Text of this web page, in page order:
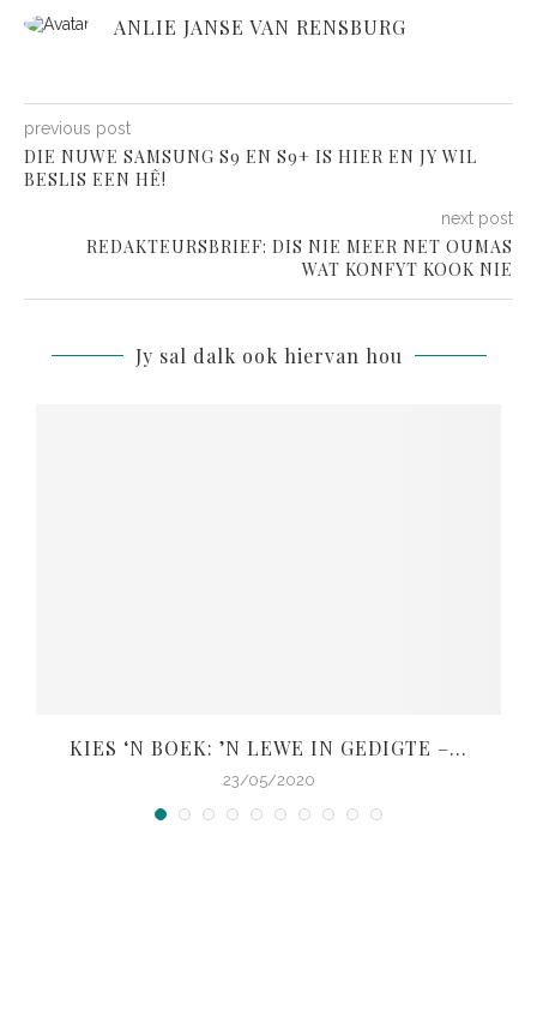
ANLIE JANSE VAN RENSBURG
previous post
DIE NUWE SAMSUNG S9 EN S9+ IS HIER EN JY WIL
BESLIS EEN HÊ!
next post
REDAKTEURSBRIEF: DIS NIE MEER NET OUMAS
WAT KONFYT KOOK NIE
Jy sal dalk ook hiervan hou
KIES ‘N BOEK: ’N LEWE IN GEDIGTE –...
23/05/2020